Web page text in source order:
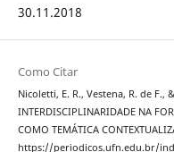
30.11.2018
Como Citar
Nicoletti, E. R., Vestena, R. de F.,
INTERDISCIPLINARIDADE NA
COMO TEMÁTICA
https://periodicos.ufn.edu.br/